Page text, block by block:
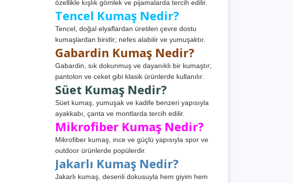
özellikle kışlık gömlek ve pijamalarda tercih edilir.
Tencel Kumaş Nedir?
Tencel, doğal elyaflardan üretilen çevre dostu
kumaşlardan biridir; nefes alabilir ve yumuşaktır.
Gabardin Kumaş Nedir?
Gabardin, sık dokunmuş ve dayanıklı bir kumaştır;
pantolon ve ceket gibi klasik ürünlerde kullanılır.
Süet Kumaş Nedir?
Süet kumaş, yumuşak ve kadife benzeri yapısıyla
ayakkabı, çanta ve montlarda tercih edilir.
Mikrofiber Kumaş Nedir?
Mikrofiber kumaş, ince ve güçlü yapısıyla spor ve
outdoor ürünlerde popülerdir.
Jakarlı Kumaş Nedir?
Jakarlı kumaş, desenli dokusuyla hem giyim hem